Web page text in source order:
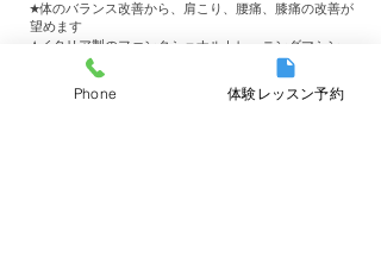
★体のバランス改善から、肩こり、腰痛、膝痛の改善が
望めます
★イタリア製のファンクショナルトレーニングマシン
Queenaxを
取り入れたトレーニングを行なっています
Phone 体験レッスン予約